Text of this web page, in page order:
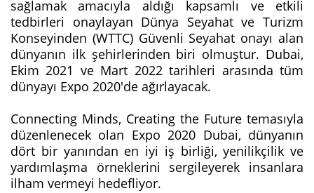
sağlamak amacıyla aldığı kapsamlı ve etkili
tedbirleri onaylayan Dünya Seyahat ve Turizm
Konseyinden (WTTC) Güvenli Seyahat onayı alan
dünyanın ilk şehirlerinden biri olmuştur. Dubai,
Ekim 2021 ve Mart 2022 tarihleri arasında tüm
dünyayı Expo 2020'de ağırlayacak.
Connecting Minds, Creating the Future temasıyla
düzenlenecek olan Expo 2020 Dubai, dünyanın
dört bir yanından en iyi iş birliği, yenilikçilik ve
yardımlaşma örneklerini sergileyerek insanlara
ilham vermeyi hedefliyor.